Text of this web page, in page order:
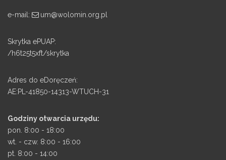
e-mail: um@wolomin.org.pl
Skrytka ePUAP:
/h6t25t5xft/skrytka
Adres do eDoręczeń:
AE:PL-41850-14313-WTUCH-31
Godziny otwarcia urzędu:
pon. 8:00 - 18:00
wt. - czw. 8:00 - 16:00
pt. 8:00 - 14:00